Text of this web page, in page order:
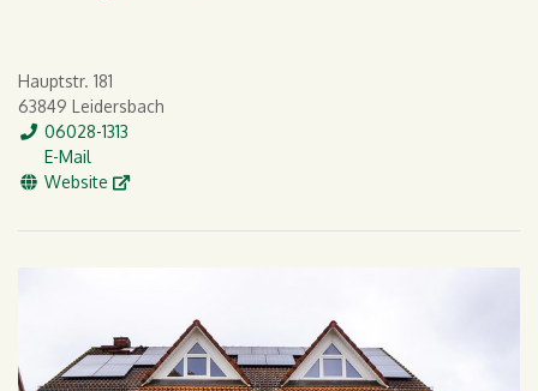
Hauptstr. 181
63849 Leidersbach
Tel.
06028-1313
E-Mail
E-Mail
WWW
Website